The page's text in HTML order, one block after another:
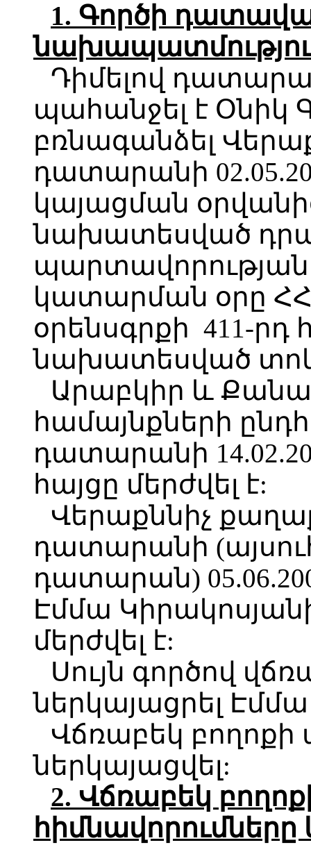
1. Գործի
Դիմելով
պահանջել է Օնիկ
բռնագանձել
դատարանի
կայացման
նախատեսված
կատարման օրը
օրենսգրքի 411-րդ
նախատեսված
Արաբկիր և
համայնքների
դատարանի
հայցը մերժվել է:
Վերաքննիչ
դատարանի
դատարան)
Էմմա
մերժվել է:
Սույն գործով
ներկայացրել
Վճռաբեկ
ներկայացվել:
2. Վճռաբեկ